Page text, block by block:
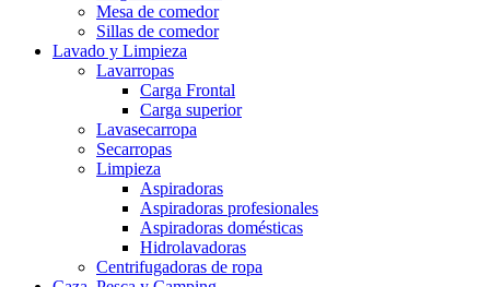
Mesa de comedor
Sillas de comedor
Lavado y Limpieza
Lavarropas
Carga Frontal
Carga superior
Lavasecarropa
Secarropas
Limpieza
Aspiradoras
Aspiradoras profesionales
Aspiradoras domésticas
Hidrolavadoras
Centrifugadoras de ropa